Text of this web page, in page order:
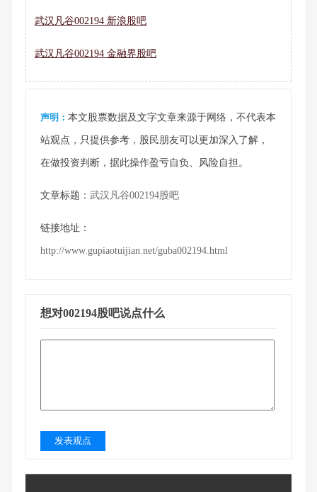
武汉凡谷002194 新浪股吧
武汉凡谷002194 金融界股吧
声明： 本文股票数据及文字文章来源于网络，不代表本
站观点，只提供参考，股民朋友可以更加深入了解，
在做投资判断，据此操作盈亏自负、风险自担。
文章标题： 武汉凡谷002194股吧
链接地址：
http://www.gupiaotuijian.net/guba002194.html
想对002194股吧说点什么
发表观点